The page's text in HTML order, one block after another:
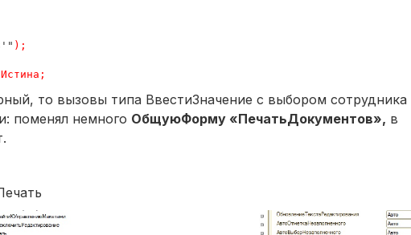
);
Истина ;
то вызовы типа ВвестиЗначение с выбором сотрудника
поменял немного ОбщуюФорму «ПечатьДокументов», в